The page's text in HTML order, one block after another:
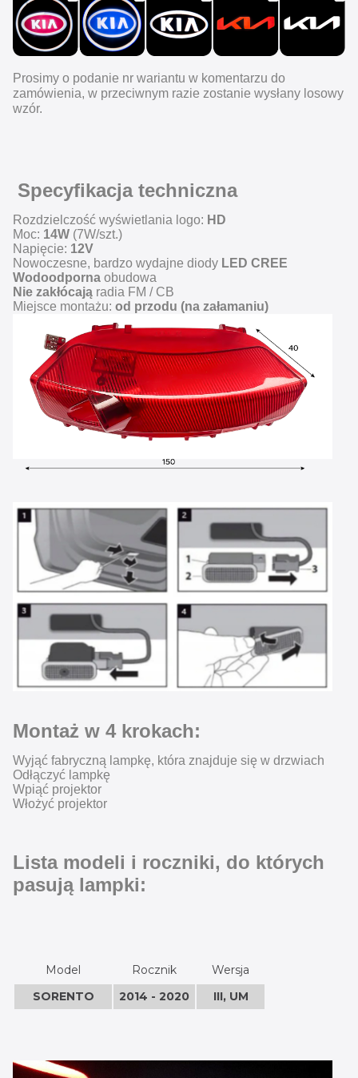
Prosimy o podanie nr wariantu w komentarzu do
zamówienia, w przeciwnym razie zostanie wysłany losowy
wzór.
Specyfikacja techniczna
Rozdzielczość wyświetlania logo: HD
Moc: 14W (7W/szt.)
Napięcie: 12V
Nowoczesne, bardzo wydajne diody LED CREE
Wodoodporna obudowa
Nie zakłócają radia FM / CB
Miejsce montażu: od przodu (na załamaniu)
Montaż w 4 krokach:
Wyjąć fabryczną lampkę, która znajduje się w drzwiach
Odłączyć lampkę
Wpiąć projektor
Włożyć projektor
Lista modeli i roczniki, do których
pasują lampki:
Model Rocznik
Wersja
SORENTO
2014 - 2020 III, UM